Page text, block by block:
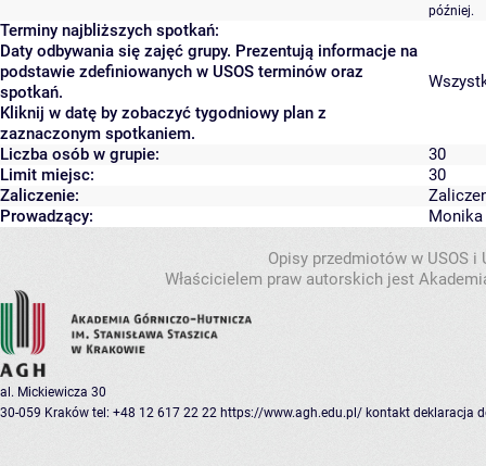
później.
Terminy najbliższych spotkań:
Daty odbywania się zajęć grupy. Prezentują informacje na
podstawie zdefiniowanych w USOS terminów oraz
spotkań.
Kliknij w datę by zobaczyć tygodniowy plan z
zaznaczonym spotkaniem.
Liczba osób w grupie:
30
Limit miejsc:
30
Zaliczenie:
Prowadzący:
Monika
Opisy przedmiotów w USOS
Właścicielem praw autorskich jest
al. Mickiewicza 30
30-059 Kraków tel: +48 12 617 22 22 https://www.agh.edu.pl/ kontakt deklaracja